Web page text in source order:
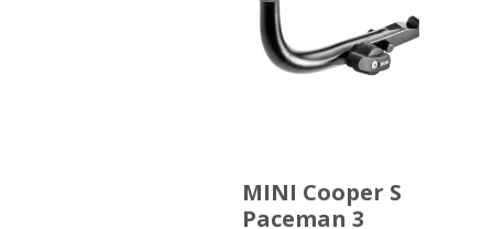
MINI Cooper S
Paceman 3